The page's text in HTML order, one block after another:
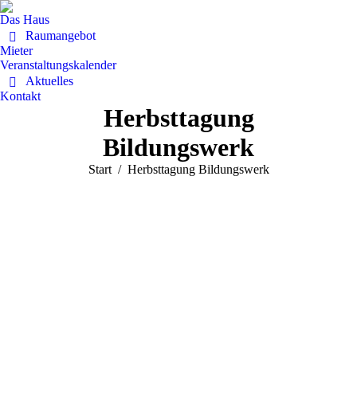
Das Haus
Raumangebot
Mieter
Veranstaltungskalender
Aktuelles
Kontakt
Herbsttagung
Bildungswerk
Sie befinden sich hier:
Start Herbsttagung Bildungswerk